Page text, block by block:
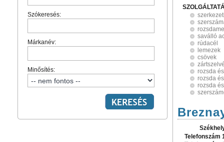
Szókeresés:
Márkanév:
Minősítés:
saválló
rúdacél
lemezek
csövek
rozsda
rozsda
rozsda
Telefonszám